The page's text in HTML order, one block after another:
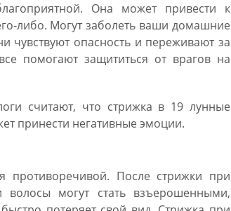
Она может привести к
либо. Могут заболеть ваши домашние
чувствуют опасность и переживают за
помогают защититься от врагов на
считают, что стрижка в 19 лунные
принести негативные эмоции.
противоречивой. После стрижки при
могут стать взъерошенными,